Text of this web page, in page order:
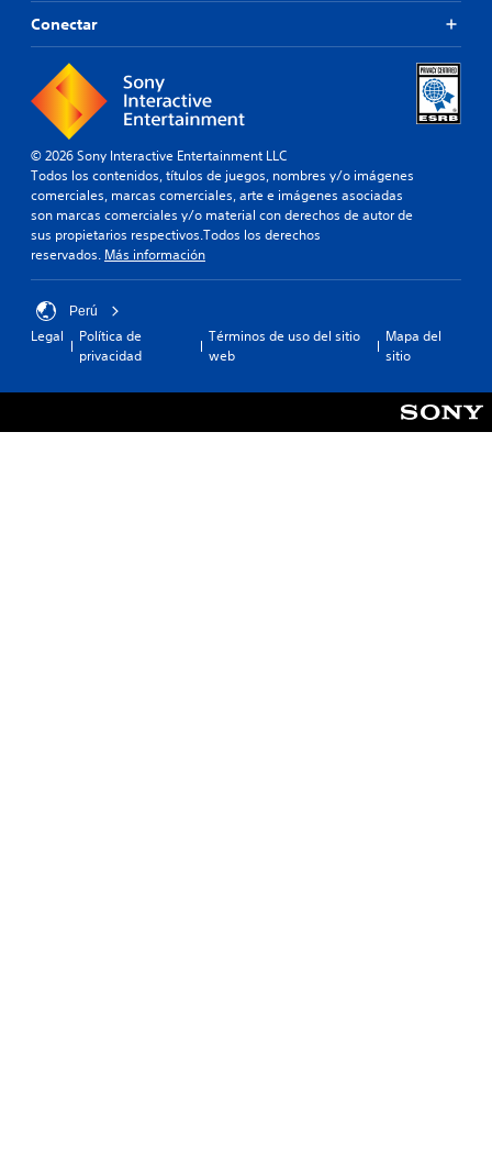
Conectar
© 2026 Sony Interactive Entertainment LLC
Todos los contenidos, títulos de juegos, nombres y/o imágenes
comerciales, marcas comerciales, arte e imágenes asociadas
son marcas comerciales y/o material con derechos de autor de
sus propietarios respectivos.Todos los derechos
reservados. Más información
Perú
Legal
Política de
privacidad
Términos de uso del sitio
web
Mapa del
sitio